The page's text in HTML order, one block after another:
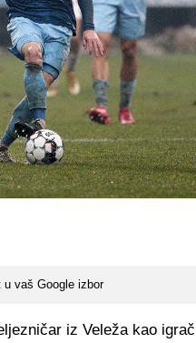
u vaš Google izbor
iz Veleža kao